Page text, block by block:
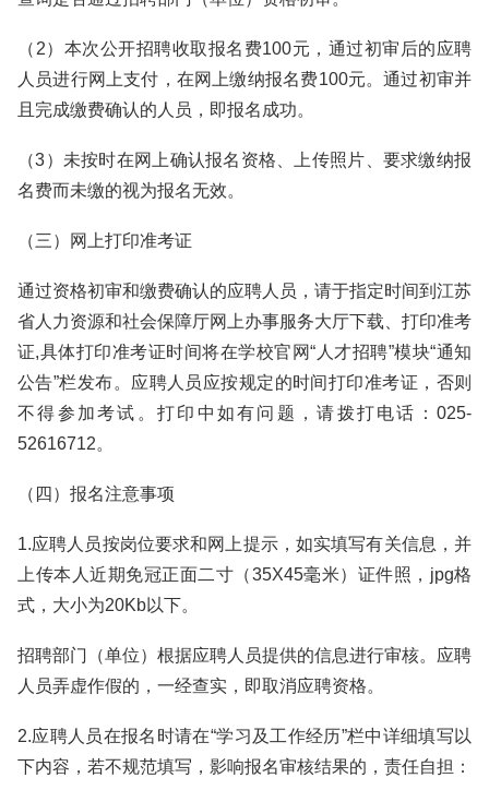
（2）本次公开招聘收取报名费100元，通过初审后的应聘
人员进行网上支付，在网上缴纳报名费100元。通过初审并
且完成缴费确认的人员，即报名成功。
（3）未按时在网上确认报名资格、上传照片、要求缴纳报
名费而未缴的视为报名无效。
（三）网上打印准考证
通过资格初审和缴费确认的应聘人员，请于指定时间到江苏
省人力资源和社会保障厅网上办事服务大厅下载、打印准考
证,具体打印准考证时间将在学校官网“人才招聘”模块“通知
公告”栏发布。应聘人员应按规定的时间打印准考证，否则
不得参加考试。打印中如有问题，请拨打电话：025-
52616712。
（四）报名注意事项
1.应聘人员按岗位要求和网上提示，如实填写有关信息，并
上传本人近期免冠正面二寸（35X45毫米）证件照，jpg格
式，大小为20Kb以下。
招聘部门（单位）根据应聘人员提供的信息进行审核。应聘
人员弄虚作假的，一经查实，即取消应聘资格。
2.应聘人员在报名时请在“学习及工作经历”栏中详细填写以
下内容，若不规范填写，影响报名审核结果的，责任自担：